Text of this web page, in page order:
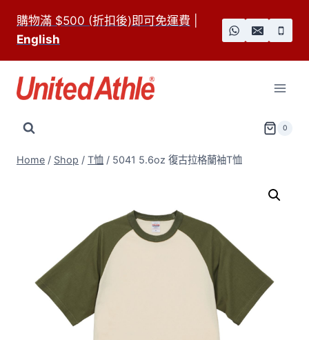
content
購物滿 $500 (折扣後)即可免運費
English
0
Home / Shop / T恤 / 5041 5.6oz 復古拉格蘭袖T恤